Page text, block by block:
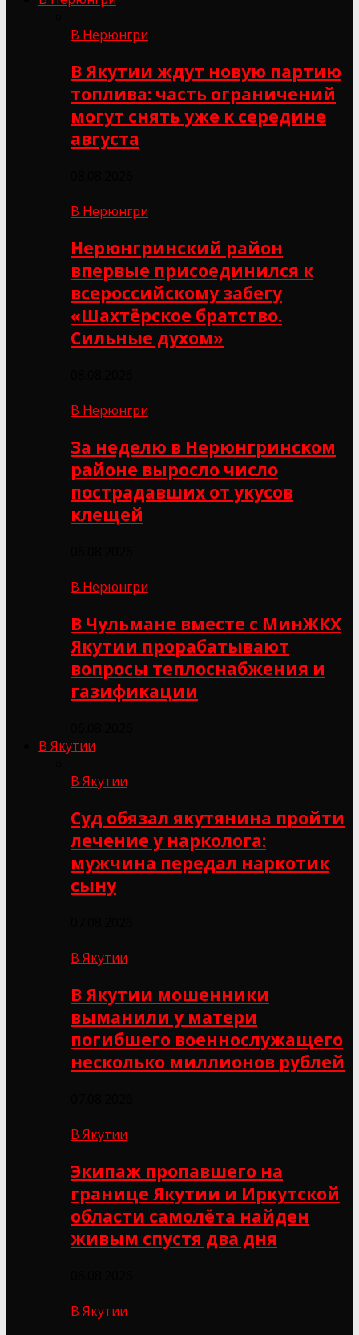
В Нерюнгри
В Якутии ждут новую партию
топлива: часть ограничений
могут снять уже к середине
августа
В Нерюнгри
Нерюнгринский район
впервые присоединился к
всероссийскому забегу
«Шахтёрское братство.
Сильные духом»
В Нерюнгри
За неделю в Нерюнгринском
районе выросло число
пострадавших от укусов
клещей
В Нерюнгри
В Чульмане вместе с МинЖКХ
Якутии прорабатывают
вопросы теплоснабжения и
газификации
В Якутии
В Якутии
Суд обязал якутянина пройти
лечение у нарколога:
мужчина передал наркотик
сыну
В Якутии
В Якутии мошенники
выманили у матери
погибшего военнослужащего
несколько миллионов рублей
В Якутии
Экипаж пропавшего на
границе Якутии и Иркутской
области самолёта найден
живым спустя два дня
В Якутии